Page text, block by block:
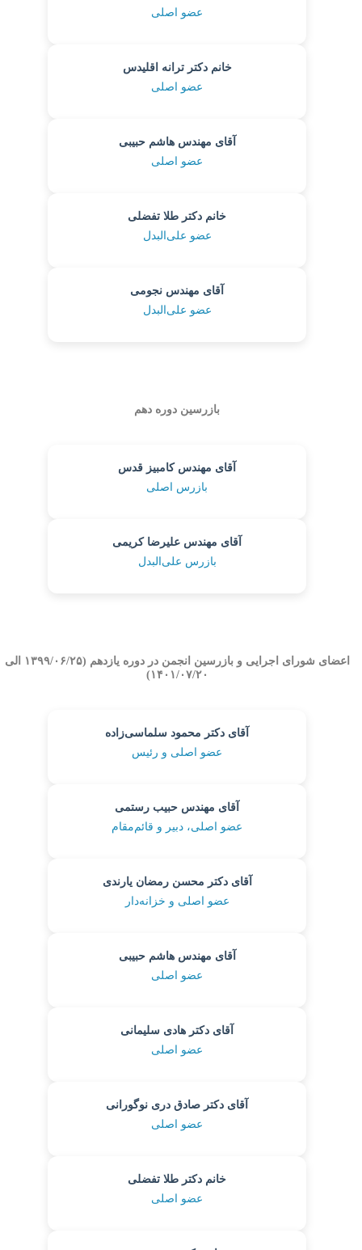
عضو اصلی
خانم دکتر ترانه اقلیدس
عضو اصلی
آقای مهندس هاشم حبیبی
عضو اصلی
خانم دکتر طلا تفضلی
عضو علی‌البدل
آقای مهندس نجومی
عضو علی‌البدل
بازرسین دوره دهم
آقای مهندس کامبیز قدس
بازرس اصلی
آقای مهندس علیرضا کریمی
بازرس علی‌البدل
اعضای شورای اجرایی و بازرسین انجمن در دوره یازدهم (۱۳۹۹/۰۶/۲۵ الی
۱۴۰۱/۰۷/۲۰)
آقای دکتر محمود سلماسی‌زاده
عضو اصلی و رئیس
آقای مهندس حبیب رستمی
عضو اصلی، دبیر و قائم‌مقام
آقای دکتر محسن رمضان یارندی
عضو اصلی و خزانه‌دار
آقای مهندس هاشم حبیبی
عضو اصلی
آقای دکتر هادی سلیمانی
عضو اصلی
آقای دکتر صادق دری نوگورانی
عضو اصلی
خانم دکتر طلا تفضلی
عضو اصلی